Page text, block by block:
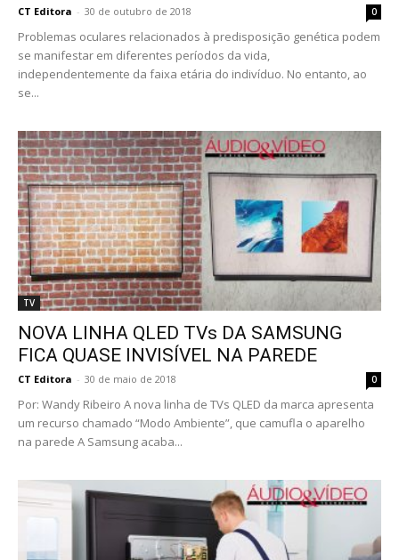
CT Editora - 30 de outubro de 2018 0
Problemas oculares relacionados à predisposição genética podem
se manifestar em diferentes períodos da vida,
independentemente da faixa etária do indivíduo. No entanto, ao
se...
TV
NOVA LINHA QLED TVs DA SAMSUNG
FICA QUASE INVISÍVEL NA PAREDE
CT Editora - 30 de maio de 2018 0
Por: Wandy Ribeiro A nova linha de TVs QLED da marca apresenta
um recurso chamado “Modo Ambiente”, que camufla o aparelho
na parede A Samsung acaba...